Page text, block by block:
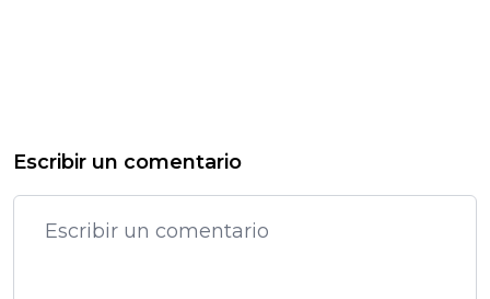
Escribir un comentario